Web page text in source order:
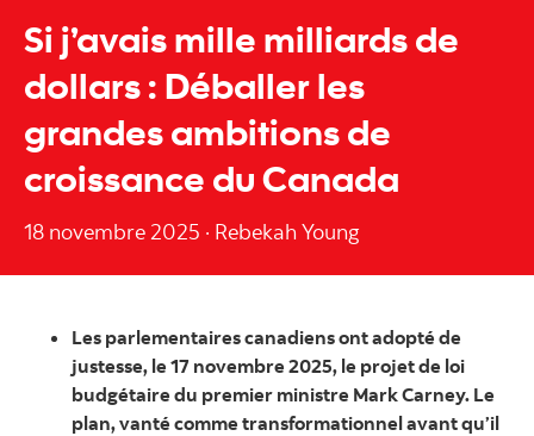
Si j’avais mille milliards de
dollars : Déballer les
grandes ambitions de
croissance du Canada
18 novembre 2025 · Rebekah Young
Les parlementaires canadiens ont adopté de
justesse, le 17 novembre 2025, le projet de loi
budgétaire du premier ministre Mark Carney. Le
plan, vanté comme transformationnel avant qu’il